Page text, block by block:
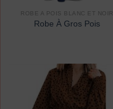
ROBE A POIS BLANC ET NOIR
Robe À Gros Pois